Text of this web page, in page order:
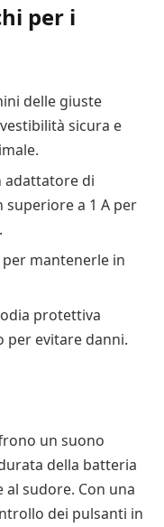
per i
delle giuste
sicura e
adattatore di
a 1 A per
mantenerle in
protettiva
per evitare danni.
un suono
della batteria
al sudore. Con una
dei pulsanti in